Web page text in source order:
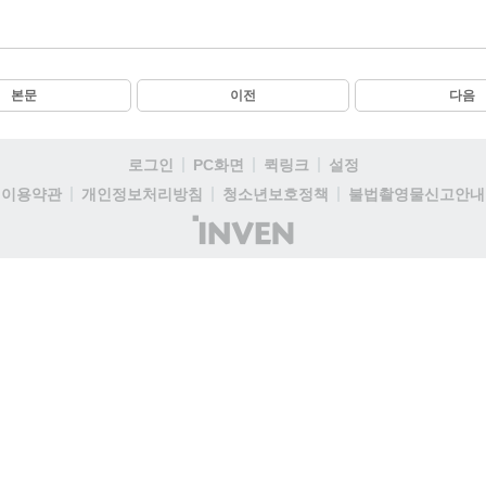
본문 이전 다음
로그인 PC화면 퀵링크
설정
이용약관
개인정보처리방침 청소년보호정책
불법촬영물신고안내
(주)
인